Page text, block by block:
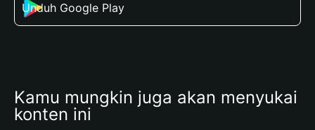
Unduh Google Play
Kamu mungkin juga akan menyukai
konten ini